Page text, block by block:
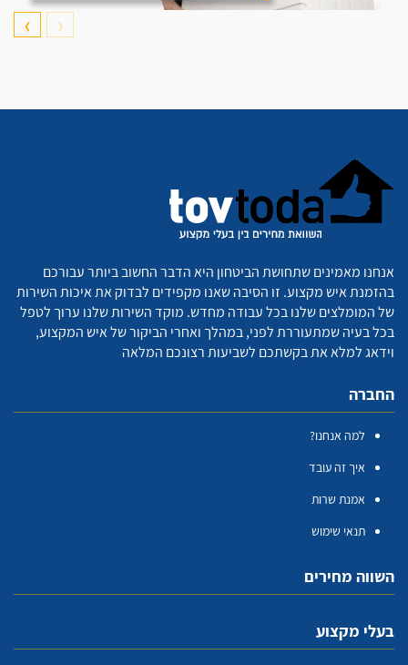
❮
❯
אנחנו מאמינים שתחושת הביטחון היא הדבר החשוב ביותר עבורכם
בהזמנת איש מקצוע. זו הסיבה שאנו מקפידים לבדוק את איכות השירות
של המומלצים שלנו בכל עבודה מחדש. מוקד השירות שלנו ערוך לטפל
בכל בעיה שמתעוררת לפני, במהלך ואחרי הביקור של איש המקצוע,
וידאג למלא את בקשתכם לשביעות רצונכם המלאה
החברה
למה אנחנו?
איך זה עובד
אמנת שרות
תנאי שימוש
השווה מחירים
בעלי מקצוע